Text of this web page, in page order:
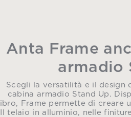
Anta Frame
armadio
Scegli la versatilità e il design
cabina armadio Stand Up.
libro, Frame permette di creare
Il telaio in alluminio, nelle